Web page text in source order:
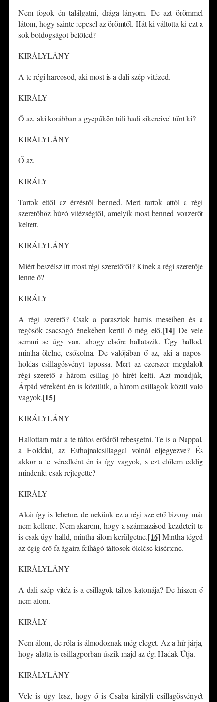
Nem fogok én találgatni, drága lányom. De azt örömmel
látom, hogy szinte repesel az örömtől. Hát ki váltotta ki ezt a
sok boldogságot belőled?
KIRÁLYLÁNY
A te régi harcosod, aki most is a dali szép vitézed.
KIRÁLY
Ő az, aki korábban a gyepűkön túli hadi sikereivel tűnt ki?
KIRÁLYLÁNY
Ő az.
KIRÁLY
Tartok ettől az érzéstől benned. Mert tartok attól a régi
szeretőhöz húzó vitézségtől, amelyik most benned vonzerőt
keltett.
KIRÁLYLÁNY
Miért beszélsz itt most régi szeretőről? Kinek a régi szeretője
lenne ő?
KIRÁLY
A régi szerető? Csak a parasztok hamis meséiben és a
regösök csacsogó énekében kerül ő még elő.[14] De vele
semmi se úgy van, ahogy elsőre hallatszik. Úgy hallod,
mintha ölelne, csókolna. De valójában ő az, aki a napos-
holdas csillagösvényt tapossa. Mert az ezerszer megdalolt
régi szerető a három csillag jó hírét kelti. Azt mondják,
Árpád véreként én is közülük, a három csillagok közül való
vagyok.[15]
KIRÁLYLÁNY
Hallottam már a te táltos erődről rebesgetni. Te is a Nappal,
a Holddal, az Esthajnalcsillaggal volnál eljegyezve? És
akkor a te véredként én is így vagyok, s ezt előlem eddig
mindenki csak rejtegette?
KIRÁLY
Akár így is lehetne, de nekünk ez a régi szerető bizony már
nem kellene. Nem akarom, hogy a származásod kezdeteit te
is csak úgy halld, mintha álom kerülgetne.[16]Mintha téged
az égig érő fa ágaira felhágó táltosok ölelése kísértene.
KIRÁLYLÁNY
A dali szép vitéz is a csillagok táltos katonája? De hiszen ő
nem álom.
KIRÁLY
Nem álom, de róla is álmodoznak még eleget. Az a hír járja,
hogy alatta is csillagporban úszik majd az égi Hadak Útja.
KIRÁLYLÁNY
Vele is úgy lesz, hogy ő is Csaba királyfi csillagösvényét